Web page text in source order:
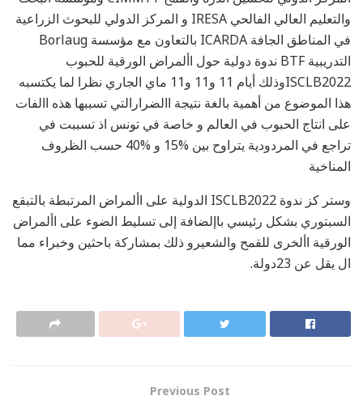
والتعليم العالي الفالحي IRESA و المركز الدولي للبحوث الزراعية
في المناطق الجافة ICARDA بالتعاون مع مؤسسة Borlaug
التدريبية BTF ندوة دولية حول األمراض الورقية للحبوب
ISCLB2022وذلك أيام 11 و11 و11 ماي الجاري نظرا لما يكتسبه
هذا الموضوع من أهمية بالغة نتيجة االضرارالتي تسببها هذه االفات
على انتاج الحبوب في العالم و خاصة في تونس اذ تسببت في
تراجع في المردودية يتراوح بين %15 و %40 حسب الظروف
المناخية
وستر كز ندوة ISCLB2022 الدولية على األمراض المرتبطة بالتبقع
السبتوري بشكل رئيسي باإلضافة إلى تسليط الضوء على األمراض
الورقية األخرى للقمح والشعيرو ذلك بمشاركة باحثين وخبراء مما
ال يقل عن 23دولة.
Previous Post